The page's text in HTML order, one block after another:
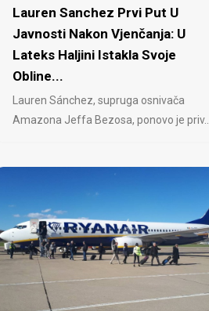
Lauren Sanchez Prvi Put U
Javnosti Nakon Vjenčanja: U
Lateks Haljini Istakla Svoje
Obline...
Lauren Sánchez, supruga osnivača
Amazona Jeffa Bezosa, ponovo je priv..